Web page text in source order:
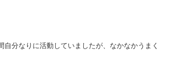
分なりに活動していましたが、なかなかうまく